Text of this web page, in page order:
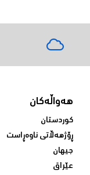
هەواڵەکان
کوردستان
ڕۆژهەڵاتی ناوەڕاست
جیهان
عێراق